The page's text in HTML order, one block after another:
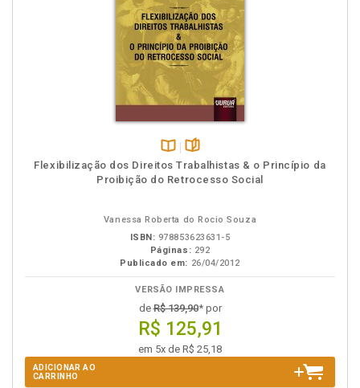
Disponível
na
páginas
Flexibilização dos Direitos Trabalhistas & o Princípio da
Proibição do Retrocesso Social
Vanessa Roberta do Rocio Souza
ISBN: 978853623631-5
Páginas: 292
Publicado em: 26/04/2012
VERSÃO IMPRESSA
deR$ 139,90* por
R$ 125,91
em 5x de R$ 25,18
ADICIONAR AO
CARRINHO